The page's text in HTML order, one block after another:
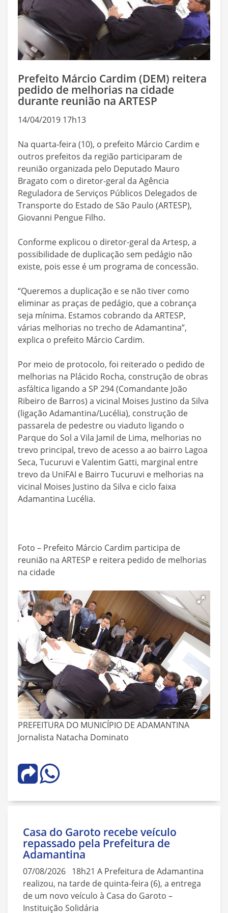
Prefeito Márcio Cardim (DEM) reitera
pedido de melhorias na cidade
durante reunião na ARTESP
14/04/2019 17h13
Na quarta-feira (10), o prefeito Márcio Cardim e
outros prefeitos da região participaram de
reunião organizada pelo Deputado Mauro
Bragato com o diretor-geral da Agência
Reguladora de Serviços Públicos Delegados de
Transporte do Estado de São Paulo (ARTESP),
Giovanni Pengue Filho.
Conforme explicou o diretor-geral da Artesp, a
possibilidade de duplicação sem pedágio não
existe, pois esse é um programa de concessão.
“Queremos a duplicação e se não tiver como
eliminar as praças de pedágio, que a cobrança
seja mínima. Estamos cobrando da ARTESP,
várias melhorias no trecho de Adamantina”,
explica o prefeito Márcio Cardim.
Por meio de protocolo, foi reiterado o pedido de
melhorias na Plácido Rocha, construção de obras
asfáltica ligando a SP 294 (Comandante João
Ribeiro de Barros) a vicinal Moises Justino da Silva
(ligação Adamantina/Lucélia), construção de
passarela de pedestre ou viaduto ligando o
Parque do Sol a Vila Jamil de Lima, melhorias no
trevo principal, trevo de acesso a ao bairro Lagoa
Seca, Tucuruvi e Valentim Gatti, marginal entre
trevo da UniFAI e Bairro Tucuruvi e melhorias na
vicinal Moises Justino da Silva e ciclo faixa
Adamantina Lucélia.
Foto – Prefeito Márcio Cardim participa de
reunião na ARTESP e reitera pedido de melhorias
na cidade
PREFEITURA DO MUNICÍPIO DE ADAMANTINA
Jornalista Natacha Dominato
Casa do Garoto recebe veículo
repassado pela Prefeitura de
Adamantina
07/08/2026 18h21 A Prefeitura de Adamantina
realizou, na tarde de quinta-feira (6), a entrega
de um novo veículo à Casa do Garoto –
Instituição Solidária